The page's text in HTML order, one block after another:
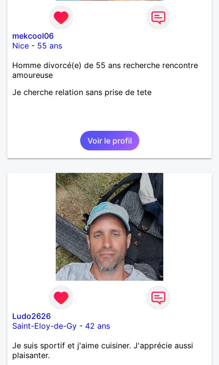
mekcool06
Nice - 55 ans
Homme divorcé(e) de 55 ans recherche rencontre
amoureuse
Je cherche relation sans prise de tete
Voir le profil
Ludo2626
Saint-Eloy-de-Gy - 42 ans
Je suis sportif et j'aime cuisiner. J'apprécie aussi
plaisanter.